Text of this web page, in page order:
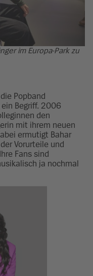
im Europa-Park zu
Popband
Begriff. 2006
den
mit ihrem neuen
ermutigt Bahar
Vorurteile und
Fans sind
ja nochmal